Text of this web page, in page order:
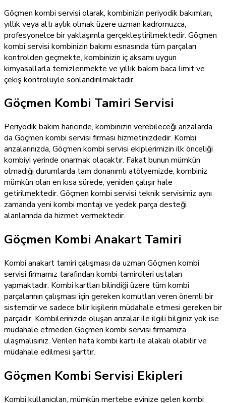
Göçmen kombi servisi olarak, kombinizin periyodik bakımları,
yıllık veya altı aylık olmak üzere uzman kadromuzca,
profesyonelce bir yaklaşımla gerçekleştirilmektedir. Göçmen
kombi servisi kombinizin bakımı esnasında tüm parçaları
kontrolden geçmekte, kombinizin iç aksamı uygun
kimyasallarla temizlenmekte ve yıllık bakım baca limit ve
çekiş kontrolüyle sonlandırılmaktadır.
Göçmen Kombi Tamiri Servisi
Periyodik bakım haricinde, kombinizin verebileceği arızalarda
da Göçmen kombi servisi firması hizmetinizdedir. Kombi
arızalarınızda, Göçmen kombi servisi ekiplerimizin ilk önceliği
kombiyi yerinde onarmak olacaktır. Fakat bunun mümkün
olmadığı durumlarda tam donanımlı atölyemizde, kombiniz
mümkün olan en kısa sürede, yeniden çalışır hale
getirilmektedir. Göçmen kombi servisi teknik servisimiz aynı
zamanda yeni kombi montajı ve yedek parça desteği
alanlarında da hizmet vermektedir.
Göçmen Kombi Anakart Tamiri
Kombi anakart tamiri çalışması da uzman Göçmen kombi
servisi firmamız tarafından kombi tamircileri ustaları
yapmaktadır. Kombi kartları bilindiği üzere tüm kombi
parçalarının çalışması için gereken komutları veren önemli bir
sistemdir ve sadece bilir kişilerin müdahale etmesi gereken bir
parçadır. Kombilerinizde oluşan arızalar ile ilgili bilginiz yok ise
müdahale etmeden Göçmen kombi servisi firmamıza
ulaşmalısınız. Verilen hata kombi kartı ile alakalı olabilir ve
müdahale edilmesi şarttır.
Göçmen Kombi Servisi Ekipleri
Kombi kullanıcıları, mümkün mertebe evinize gelen kombi